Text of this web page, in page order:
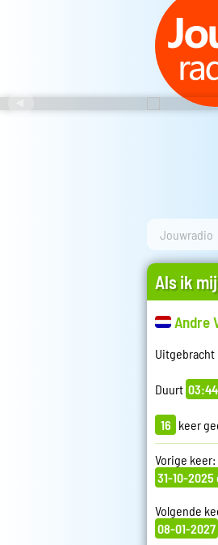
Jouwradio
Als ik
Andre
Uitgebracht
Duurt 03:44
16 keer
Vorige keer:
31-10-
Volgende
08-01-2027